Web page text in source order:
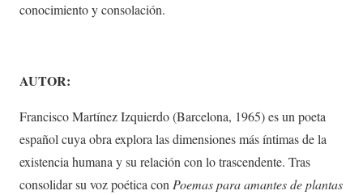
conocimiento y consolación.
AUTOR:
Francisco Martínez Izquierdo (Barcelona, 1965) es un poeta
español cuya obra explora las dimensiones más íntimas de la
existencia humana y su relación con lo trascendente. Tras
consolidar su voz poética con Poemas para amantes de plantas